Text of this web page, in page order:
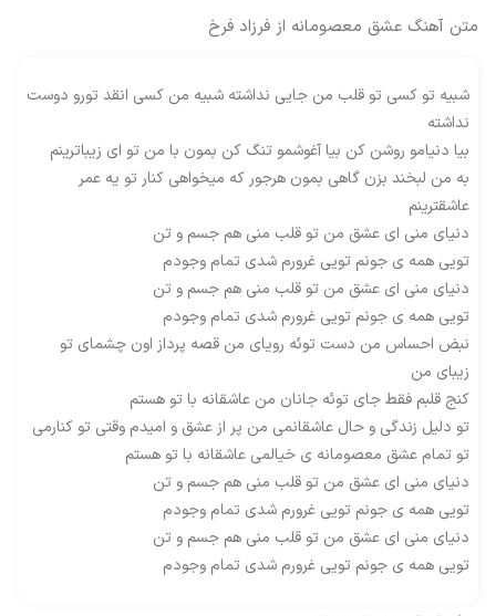
متن آهنگ عشق معصومانه از فرزاد فرخ
شبیه تو کسی تو قلب من جایی نداشته شبیه من کسی انقد تورو دوست
نداشته
بیا دنیامو روشن کن بیا آغوشمو تنگ کن بمون با من تو ای زیباترینم
به من لبخند بزن گاهی بمون هرجور که میخواهی کنار تو یه عمر
عاشقترینم
دنیای منی ای عشق من تو قلب منی هم جسم و تن
تویی همه ی جونم تویی غرورم شدی تمام وجودم
دنیای منی ای عشق من تو قلب منی هم جسم و تن
تویی همه ی جونم تویی غرورم شدی تمام وجودم
نبض احساس من دست توئه رویای من قصه پرداز اون چشمای تو
زیبای من
کنج قلبم فقط جای توئه جانان من عاشقانه با تو هستم
تو دلیل زندگی و حال عاشقانمی من پر از عشق و امیدم وقتی تو کنارمی
تو تمام عشق معصومانه ی خیالمی عاشقانه با تو هستم
دنیای منی ای عشق من تو قلب منی هم جسم و تن
تویی همه ی جونم تویی غرورم شدی تمام وجودم
دنیای منی ای عشق من تو قلب منی هم جسم و تن
تویی همه ی جونم تویی غرورم شدی تمام وجودم